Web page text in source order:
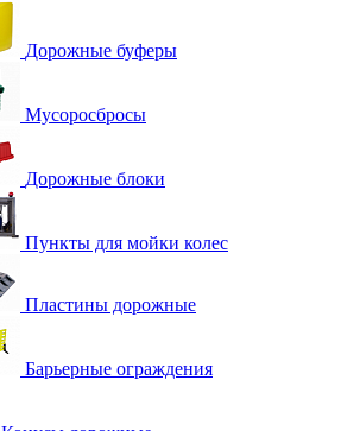
Дорожные буферы
Мусоросбросы
Дорожные блоки
Пункты для мойки колес
Пластины дорожные
Барьерные ограждения